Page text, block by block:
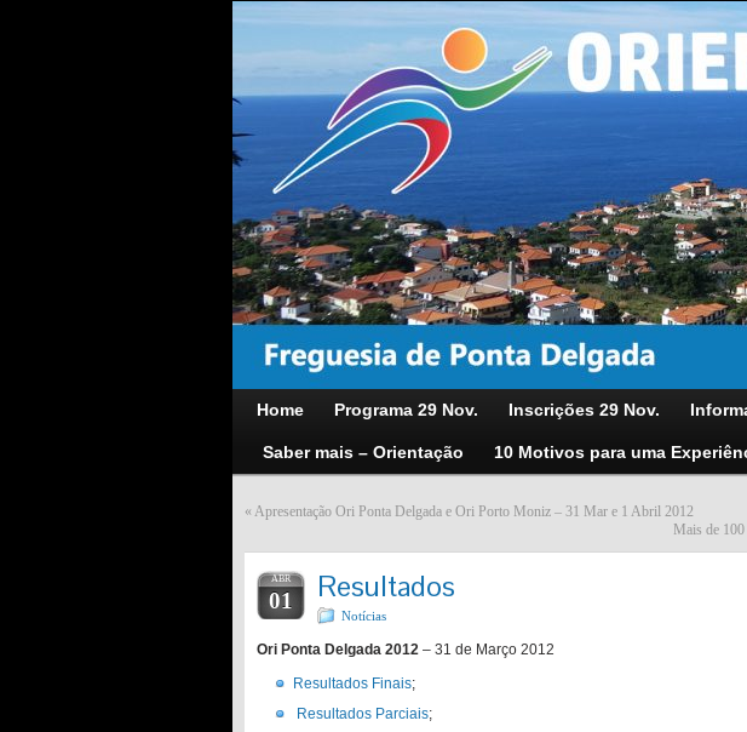
Home Programa 29 Nov. Inscrições 29 Nov.
Saber mais – Orientação 10 Motivos para uma
« Apresentação Ori Ponta Delgada e Ori Porto Moniz – 31 Mar e 1 Abril 2012
Mais de
ABR
01 Resultados
Notícias
Ori Ponta Delgada 2012 – 31 de Março 2012
Resultados Finais;
Resultados Parciais;